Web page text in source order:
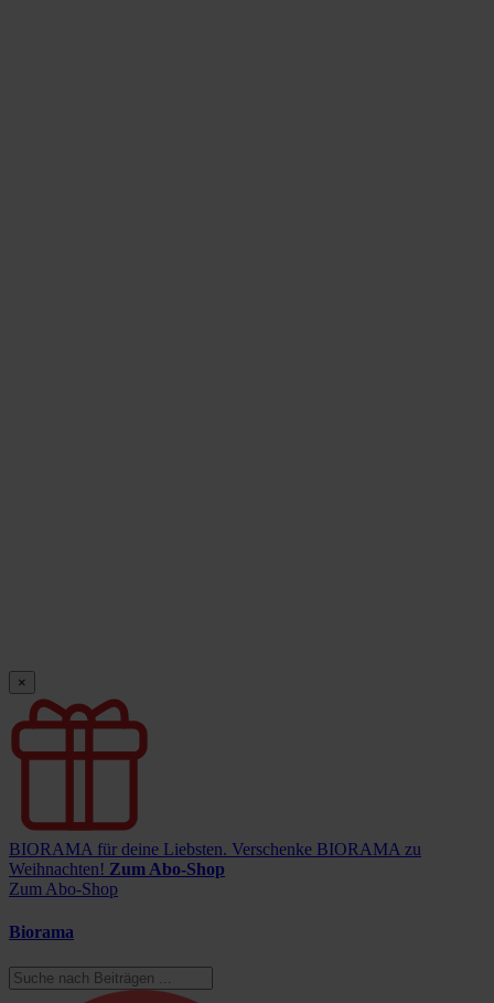
×
BIORAMA für deine Liebsten. Verschenke BIORAMA zu
Weihnachten! Zum Abo-Shop
Zum Abo-Shop
Biorama